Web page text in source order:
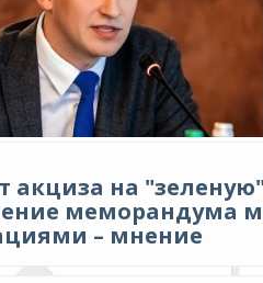
акциза на
меморандума
– мнение